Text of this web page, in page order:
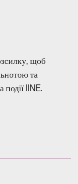
щоб
та
IINE.